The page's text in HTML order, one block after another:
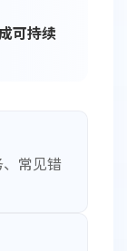
可持续
常见错